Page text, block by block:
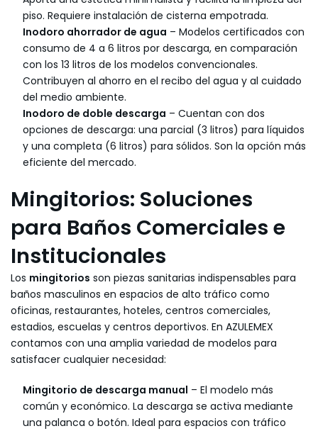
piso. Requiere instalación de cisterna empotrada.
Inodoro ahorrador de agua – Modelos certificados con
consumo de 4 a 6 litros por descarga, en comparación
con los 13 litros de los modelos convencionales.
Contribuyen al ahorro en el recibo del agua y al cuidado
del medio ambiente.
Inodoro de doble descarga – Cuentan con dos
opciones de descarga: una parcial (3 litros) para líquidos
y una completa (6 litros) para sólidos. Son la opción más
eficiente del mercado.
Mingitorios: Soluciones
para Baños Comerciales e
Institucionales
Los mingitorios son piezas sanitarias indispensables para
baños masculinos en espacios de alto tráfico como
oficinas, restaurantes, hoteles, centros comerciales,
estadios, escuelas y centros deportivos. En AZULEMEX
contamos con una amplia variedad de modelos para
satisfacer cualquier necesidad:
Mingitorio de descarga manual – El modelo más
común y económico. La descarga se activa mediante
una palanca o botón. Ideal para espacios con tráfico